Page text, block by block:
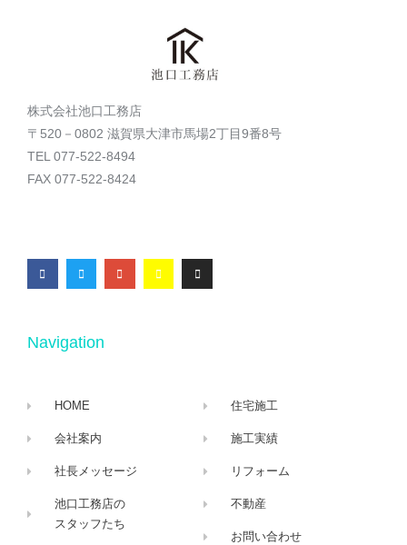
株式会社池口工務店
〒520－0802 滋賀県大津市馬場2丁目9番8号
TEL 077-522-8494
FAX 077-522-8424
Navigation
HOME
会社案内
社長メッセージ
池口工務店の
スタッフたち
住宅施工
施工実績
リフォーム
不動産
お問い合わせ